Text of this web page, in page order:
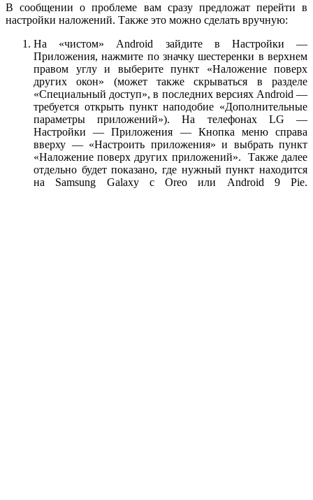
В сообщении о проблеме вам сразу предложат перейти в
настройки наложений. Также это можно сделать вручную:
На «чистом» Android зайдите в Настройки —
Приложения, нажмите по значку шестеренки в верхнем
правом углу и выберите пункт «Наложение поверх
других окон» (может также скрываться в разделе
«Специальный доступ», в последних версиях Android —
требуется открыть пункт наподобие «Дополнительные
параметры приложений»). На телефонах LG —
Настройки — Приложения — Кнопка меню справа
вверху — «Настроить приложения» и выбрать пункт
«Наложение поверх других приложений». Также далее
отдельно будет показано, где нужный пункт находится
на Samsung Galaxy с Oreo или Android 9 Pie.